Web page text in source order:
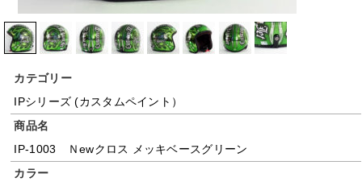
カテゴリー
IPシリーズ (カスタムペイント）
商品名
IP-1003 Ｎewクロス メッキベースグリーン
カラー